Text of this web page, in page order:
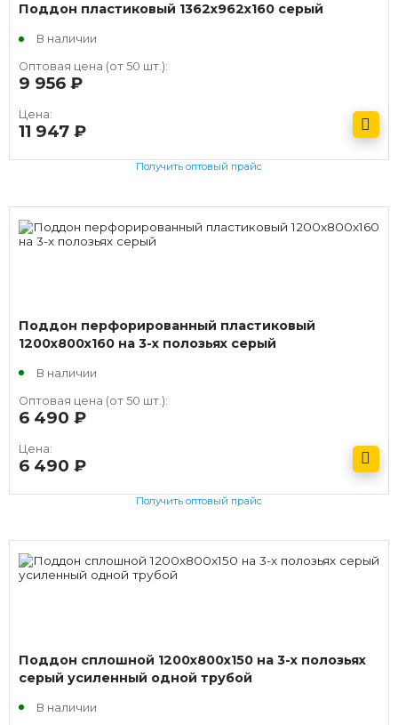
Поддон пластиковый 1362х962х160 серый
В наличии
Оптовая цена (от 50 шт.):
9 956
Цена:
11 947
Получить оптовый прайс
Поддон перфорированный пластиковый
1200х800х160 на 3-х полозьях серый
В наличии
Оптовая цена (от 50 шт.):
6 490
Цена:
6 490
Получить оптовый прайс
Поддон сплошной 1200x800x150 на 3-х полозьях
серый усиленный одной трубой
В наличии